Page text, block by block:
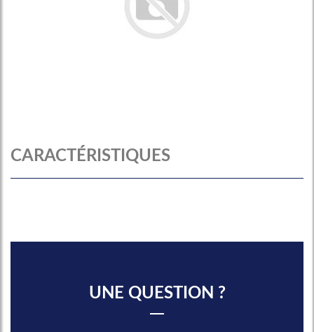
CARACTÉRISTIQUES
UNE QUESTION ?